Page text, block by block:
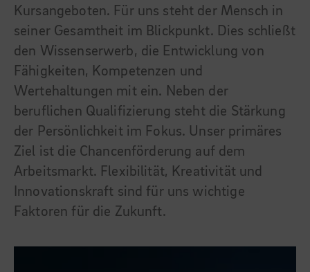
Kursangeboten. Für uns steht der Mensch in
seiner Gesamtheit im Blickpunkt. Dies schließt
den Wissenserwerb, die Entwicklung von
Fähigkeiten, Kompetenzen und
Wertehaltungen mit ein. Neben der
beruflichen Qualifizierung steht die Stärkung
der Persönlichkeit im Fokus. Unser primäres
Ziel ist die Chancenförderung auf dem
Arbeitsmarkt. Flexibilität, Kreativität und
Innovationskraft sind für uns wichtige
Faktoren für die Zukunft.